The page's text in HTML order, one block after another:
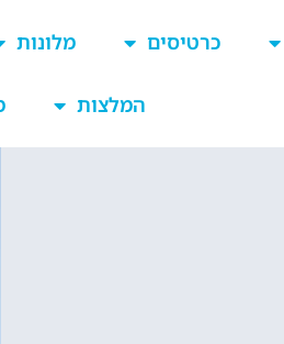
כרטיסים מלונות
המלצות